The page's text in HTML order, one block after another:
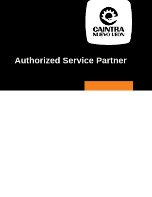
Authorized Service Partner